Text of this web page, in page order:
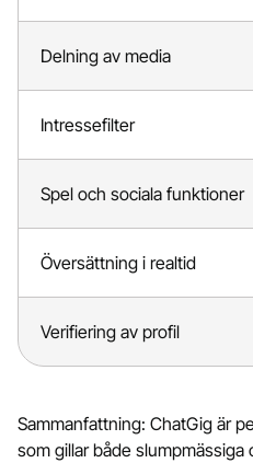
Delning av media
Intressefilter
Spel och sociala funktioner
Översättning i realtid
Verifiering av profil
Sammanfattning: ChatGig är
som gillar både